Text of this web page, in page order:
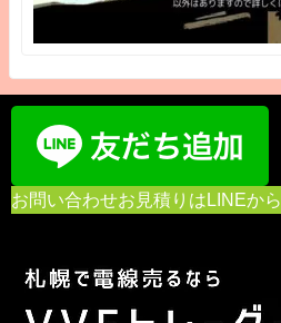
お問い合わせお見積りはLINEから